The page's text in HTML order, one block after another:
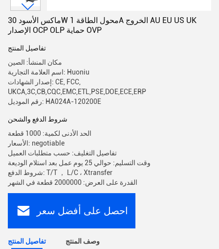
ماكس الأسود 30W محول الطاقة 1A الخروج AU EU US UK
الإصدار OCP OLP حماية OVP
تفاصيل المنتج
مكان المنشأ: الصين
اسم العلامة التجارية: Huoniu
إصدار الشهادات: CE, FCC,
UKCA,3C,CB,CQC,EMC,ETL,PSE,DOE,ECE,ERP
رقم الموديل: HA024A-120200E
شروط الدفع والشحن
الحد الأدنى لكمية: 1000 قطعة
الأسعار: negotiable
تفاصيل التغليف: حسب متطلبات العميل
وقت التسليم: حوالي 25 يوم عمل بعد استلام الوديعة
شروط الدفع: T/T ， L/C ، Xtransfer
القدرة على العرض: 2000000 قطعة في الشهر
احصل على أفضل سعر
تفاصيل المنتج وصف المنتج